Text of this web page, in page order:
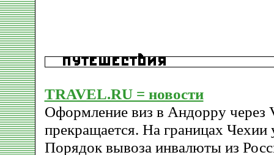
TRAVEL.RU = новости
Оформление виз в Андорру через
прекращается. На границах Чехии
Порядок вывоза инвалюты из